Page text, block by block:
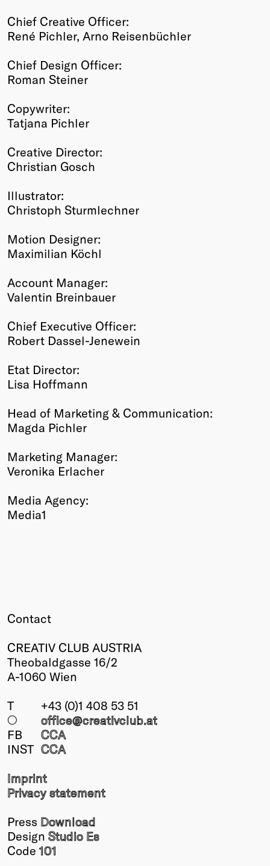
Chief Creative Officer:
René Pichler, Arno Reisenbüchler
Chief Design Officer:
Roman Steiner
Copywriter:
Tatjana Pichler
Creative Director:
Christian Gosch
Illustrator:
Christoph Sturmlechner
Motion Designer:
Maximilian Köchl
Account Manager:
Valentin Breinbauer
Chief Executive Officer:
Robert Dassel-Jenewein
Etat Director:
Lisa Hoffmann
Head of Marketing & Communication:
Magda Pichler
Marketing Manager:
Veronika Erlacher
Media Agency:
Media1
Contact
CREATIV CLUB AUSTRIA
Theobaldgasse 16/2
A-1060 Wien
T
+43 (0)1 408 53 51
○
office@creativclub.at
FB
CCA
INST CCA
Imprint
Privacy statement
Press Download
Design Studio Es
Code 101